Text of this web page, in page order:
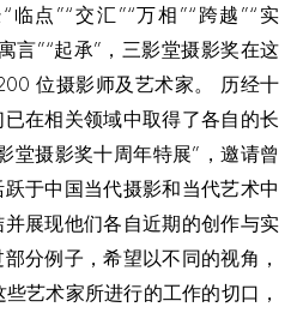
点”“交汇”“万相”“跨越”“实
言”“起承”，三影堂摄影奖在这
位摄影师及艺术家。 历经十
在相关领域中取得了各自的长
堂摄影奖十周年特展”，邀请曾
于中国当代摄影和当代艺术中
展现他们各自近期的创作与实
分例子，希望以不同的视角，
艺术家所进行的工作的切口，